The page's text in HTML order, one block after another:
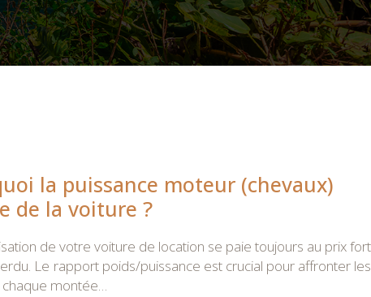
la puissance moteur (chevaux)
de la voiture ?
de votre voiture de location se paie toujours au prix fort
Le rapport poids/puissance est crucial pour affronter les
montée…